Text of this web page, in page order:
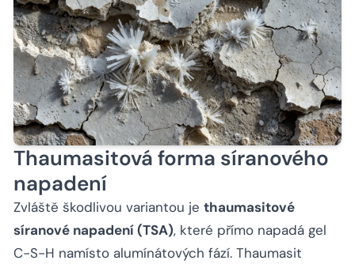
Thaumasitová forma síranového
napadení
Zvláště škodlivou variantou je thaumasitové
síranové napadení (TSA), které přímo napadá gel
C-S-H namísto alumínátových fází. Thaumasit